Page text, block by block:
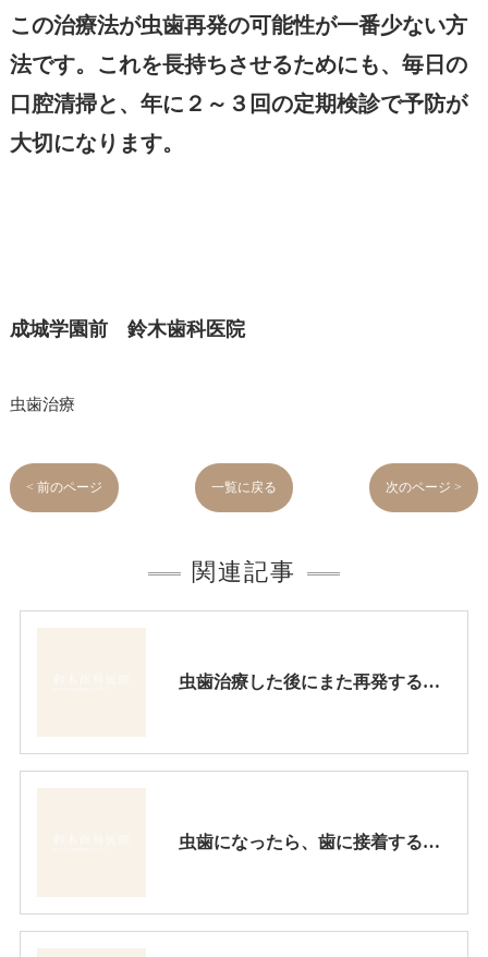
この治療法が虫歯再発の可能性が一番少ない方
法です。これを長持ちさせるためにも、毎日の
口腔清掃と、年に２～３回の定期検診で予防が
大切になります。
成城学園前 鈴木歯科医院
虫歯治療
< 前のページ 一覧に戻る 次のページ >
関連記事
虫歯治療した後にまた再発するのは金属充填治療をするからです。最新の治療はこの再発を防ぎます。
虫歯になったら、歯に接着する詰め物で治療すべきです。金属インレーを詰めている虫歯治療をよく見かけますが、虫歯の再発が起こり易いです。